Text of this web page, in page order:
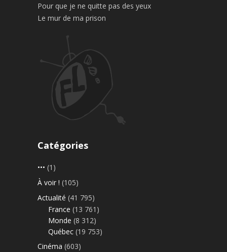
Pour que je ne quitte pas des yeux
Le mur de ma prison
Catégories
••• (1)
À voir ! (105)
Actualité (41 795)
France (13 761)
Monde (8 312)
Québec (19 753)
Cinéma (603)